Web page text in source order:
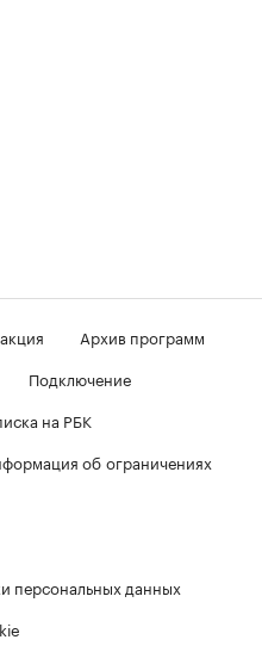
Архив программ
Подключение
на РБК
об ограничениях
персональных данных